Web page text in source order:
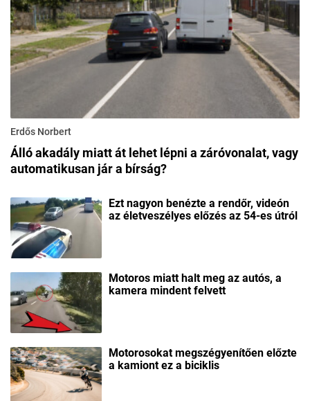
Erdős Norbert
Álló akadály miatt át lehet lépni a záróvonalat, vagy
automatikusan jár a bírság?
Ezt nagyon benézte a rendőr, videón
az életveszélyes előzés az 54-es útról
Motoros miatt halt meg az autós, a
kamera mindent felvett
Motorosokat megszégyenítően előzte
a kamiont ez a biciklis